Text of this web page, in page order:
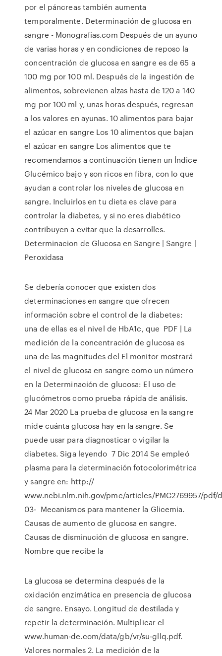
por el páncreas también aumenta
temporalmente. Determinación de glucosa en
sangre - Monografias.com Después de un ayuno
de varias horas y en condiciones de reposo la
concentración de glucosa en sangre es de 65 a
100 mg por 100 ml. Después de la ingestión de
alimentos, sobrevienen alzas hasta de 120 a 140
mg por 100 ml y, unas horas después, regresan
a los valores en ayunas. 10 alimentos para bajar
el azúcar en sangre Los 10 alimentos que bajan
el azúcar en sangre Los alimentos que te
recomendamos a continuación tienen un Índice
Glucémico bajo y son ricos en fibra, con lo que
ayudan a controlar los niveles de glucosa en
sangre. Incluirlos en tu dieta es clave para
controlar la diabetes, y si no eres diabético
contribuyen a evitar que la desarrolles.
Determinacion de Glucosa en Sangre | Sangre |
Peroxidasa
Se debería conocer que existen dos
determinaciones en sangre que ofrecen
información sobre el control de la diabetes:
una de ellas es el nivel de HbA1c, que PDF | La
medición de la concentración de glucosa es
una de las magnitudes del El monitor mostrará
el nivel de glucosa en sangre como un número
en la Determinación de glucosa: El uso de
glucómetros como prueba rápida de análisis.
24 Mar 2020 La prueba de glucosa en la sangre
mide cuánta glucosa hay en la sangre. Se
puede usar para diagnosticar o vigilar la
diabetes. Siga leyendo 7 Dic 2014 Se empleó
plasma para la determinación fotocolorimétrica
y sangre en: http://
www.ncbi.nlm.nih.gov/pmc/articles/PMC2769957/pdf/
03- Mecanismos para mantener la Glicemia.
Causas de aumento de glucosa en sangre.
Causas de disminución de glucosa en sangre.
Nombre que recibe la
La glucosa se determina después de la
oxidación enzimática en presencia de glucosa
de sangre. Ensayo. Longitud de destilada y
repetir la determinación. Multiplicar el
www.human-de.com/data/gb/vr/su-gllq.pdf.
Valores normales 2. La medición de la